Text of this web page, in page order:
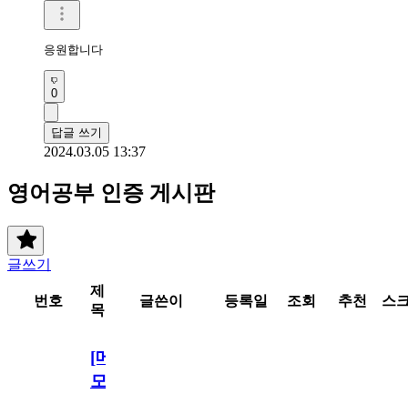
응원합니다
0
답글 쓰기
2024.03.05 13:37
영어공부 인증 게시판
글쓰기
번호
제
목
글쓴이 등록일 조회 추천 스
[메
모